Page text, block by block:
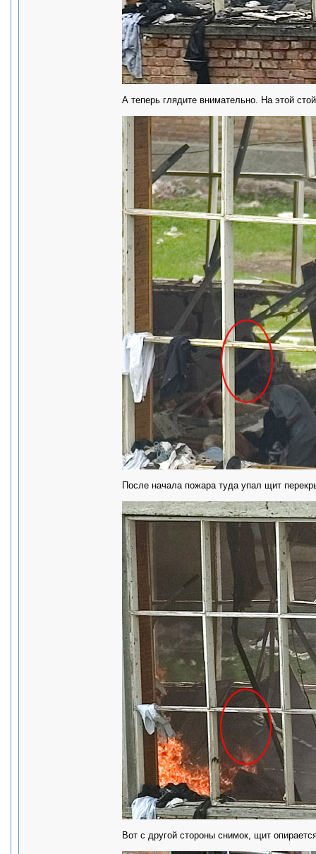
А теперь глядите внимательно. На этой
После начала пожара туда упал щит
Вот с другой стороны снимок, щит